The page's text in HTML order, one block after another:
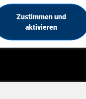
Zustimmen und
aktivieren